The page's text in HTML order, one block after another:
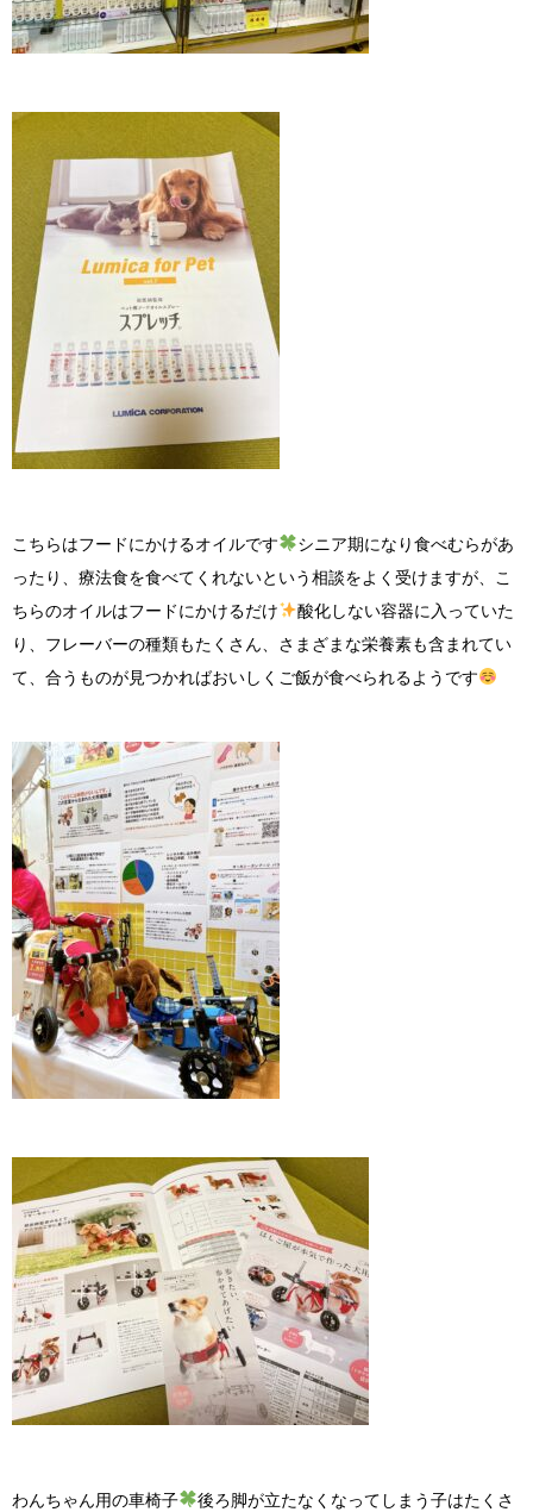
こちらはフードにかけるオイルです
シニア期になり食べむらがあ
ったり、療法食を食べてくれないという相談をよく受けますが、こ
ちらのオイルはフードにかけるだけ
酸化しない容器に入っていた
り、フレーバーの種類もたくさん、さまざまな栄養素も含まれてい
て、合うものが見つかればおいしくご飯が食べられるようです
わんちゃん用の車椅子
後ろ脚が立たなくなってしまう子はたくさ